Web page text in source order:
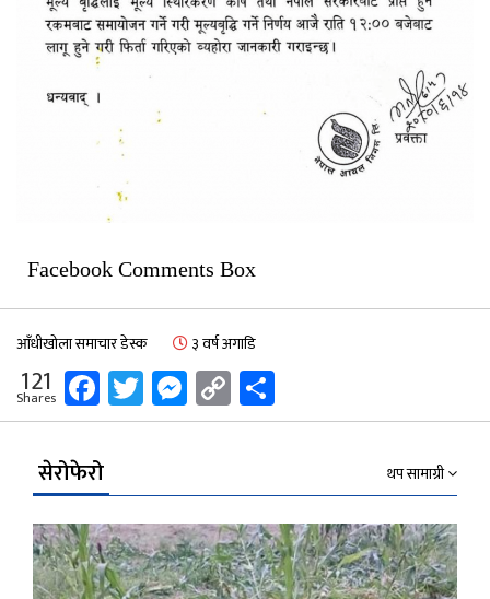
Facebook Comments Box
आँधीखोला समाचार डेस्क ३ वर्ष अगाडि
121
Shares Facebook
Twitter
Messenger
Copy
Link
सेरोफेरो थप सामाग्री